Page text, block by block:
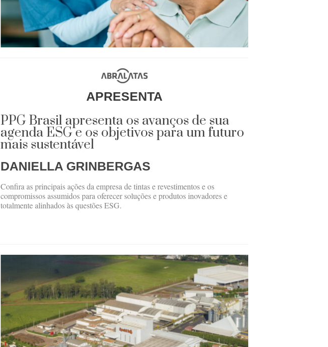
APRESENTA
PPG Brasil apresenta os avanços de sua
agenda ESG e os objetivos para um futuro
mais sustentável
DANIELLA GRINBERGAS
Confira as principais ações da empresa de tintas e revestimentos e os
compromissos assumidos para oferecer soluções e produtos inovadores e
totalmente alinhados às questões ESG.